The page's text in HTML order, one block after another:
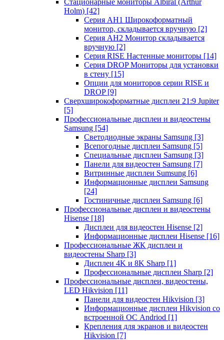
Стационарные мониторы Albiral (Arthur
Holm) [42]
Серия AH1 Широкоформатный
монитор, складывается вручную [2]
Серия AH2 Монитор складывается
вручную [2]
Серия RISE Настенные мониторы [14]
Серия DROP Мониторы для установки
в стену [15]
Опции для мониторов серии RISE и
DROP [9]
Сверхширокоформатные дисплеи 21:9 Jupiter
[5]
Профессиональные дисплеи и видеостены
Samsung [54]
Светодиодные экраны Samsung [3]
Всепогодные дисплеи Samsung [5]
Специальные дисплеи Samsung [3]
Панели для видеостен Samsung [7]
Витринные дисплеи Sumsung [6]
Информационные дисплеи Samsung
[24]
Гостиничные дисплеи Samsung [6]
Профессиональные дисплеи и видеостены
Hisense [18]
Дисплеи для видеостен Hisense [2]
Информационные дисплеи Hisense [16]
Профессиональные ЖК дисплеи и
видеостены Sharp [3]
Дисплеи 4K и 8K Sharp [1]
Профессиональные дисплеи Sharp [2]
Профессиональные дисплеи, видеостены,
LED Hikvision [11]
Панели для видеостен Hikvision [3]
Информационные дисплеи Hikvision со
встроенной ОС Andriod [1]
Крепления для экранов и видеостен
Hikvision [7]